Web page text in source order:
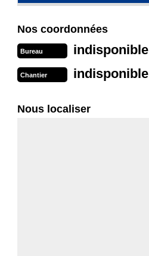
Nos coordonnées
Bureau indisponible
Chantier indisponible
Nous localiser